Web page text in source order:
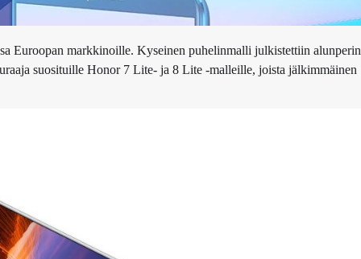
Euroopan markkinoille. Kyseinen puhelinmalli julkistettiin alunperin
suosituille Honor 7 Lite- ja 8 Lite -malleille, joista jälkimmäinen